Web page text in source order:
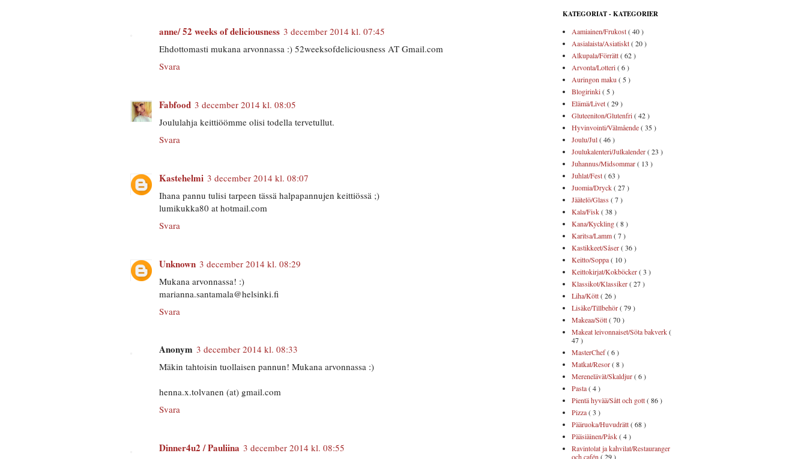
anne/ 52 weeks of deliciousness 3 december 2014 kl. 07:45
Ehdottomasti mukana arvonnassa :) 52weeksofdeliciousness AT Gmail.com
Svara
Fabfood 3 december 2014 kl. 08:05
Joululahja keittiöömme olisi todella tervetullut.
Svara
Kastehelmi 3 december 2014 kl. 08:07
Ihana pannu tulisi tarpeen tässä halpapannujen keittiössä ;)
lumikukka80 at hotmail.com
Svara
Unknown 3 december 2014 kl. 08:29
Mukana arvonnassa! :)
marianna.santamala@helsinki.fi
Svara
Anonym 3 december 2014 kl. 08:33
Mäkin tahtoisin tuollaisen pannun! Mukana arvonnassa :)
henna.x.tolvanen (at) gmail.com
Svara
Dinner4u2 / Pauliina 3 december 2014 kl. 08:55
KATEGORIAT - KATEGORIER
Aamiainen/Frukost( 40 )
Aasialaista/Asiatiskt( 20 )
Alkupala/Förrätt( 62 )
Arvonta/Lotteri( 6 )
Auringon maku ( 5 )
Blogirinki( 5 )
Elämä/Livet( 29 )
Gluteeniton/Glutenfri( 42 )
Hyvinvointi/Välmående( 35 )
Joulu/Jul( 46 )
Joulukalenteri/Julkalender( 23 )
Juhannus/Midsommar( 13 )
Juhlat/Fest( 63 )
Juomia/Dryck( 27 )
Jäätelö/Glass ( 7 )
Kala/Fisk( 38 )
Kana/Kyckling( 8 )
Karitsa/Lamm( 7 )
Kastikkeet/Såser( 36 )
Keitto/Soppa( 10 )
Keittokirjat/Kokböcker( 3 )
Klassikot/Klassiker( 27 )
Liha/Kött( 26 )
Lisäke/Tillbehör( 79 )
Makeaa/Sött( 70 )
Makeat leivonnaiset/Söta bakverk(
47 )
MasterChef( 6 )
Matkat/Resor( 8 )
Merenelävät/Skaldjur( 6 )
Pasta( 4 )
Pientä hyvää/Sått och gott( 86 )
Pizza( 3 )
Pääruoka/Huvudrätt( 68 )
Pääsiäinen/Påsk( 4 )
Ravintolat ja kahvilat/Restauranger
och cafén ( 29 )